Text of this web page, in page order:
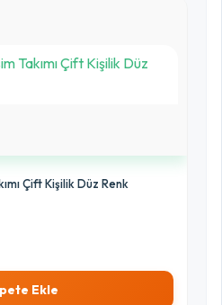
Çift Kişilik Düz Renk
Ekle